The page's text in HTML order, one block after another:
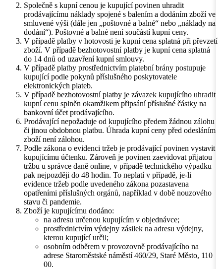
Společně s kupní cenou je kupující povinen uhradit
prodávajícímu náklady spojené s balením a dodáním zboží ve
smluvené výši (dále jen „poštovné a balné“ nebo „náklady na
dodání“). Poštovné a balné není součástí kupní ceny.
V případě platby v hotovosti je kupní cena splatná při převzetí
zboží. V případě bezhotovostní platby je kupní cena splatná
do 14 dnů od uzavření kupní smlouvy.
V případě platby prostřednictvím platební brány postupuje
kupující podle pokynů příslušného poskytovatele
elektronických plateb.
V případě bezhotovostní platby je závazek kupujícího uhradit
kupní cenu splněn okamžikem připsání příslušné částky na
bankovní účet prodávajícího.
Prodávající nepožaduje od kupujícího předem žádnou zálohu
či jinou obdobnou platbu. Úhrada kupní ceny před odesláním
zboží není zálohou.
Podle zákona o evidenci tržeb je prodávající povinen vystavit
kupujícímu účtenku. Zároveň je povinen zaevidovat přijatou
tržbu u správce daně online, v případě technického výpadku
pak nejpozději do 48 hodin. To neplatí v případě, je-li
evidence tržeb podle uvedeného zákona pozastavena
opatřeními příslušných orgánů, například v době nouzového
stavu či pandemie.
Zboží je kupujícímu dodáno:
na adresu určenou kupujícím v objednávce;
prostřednictvím výdejny zásilek na adresu výdejny,
kterou kupující určil;
osobním odběrem v provozovně prodávajícího na
adrese Staroměstské náměstí 460/29, Staré Město, 110
00.